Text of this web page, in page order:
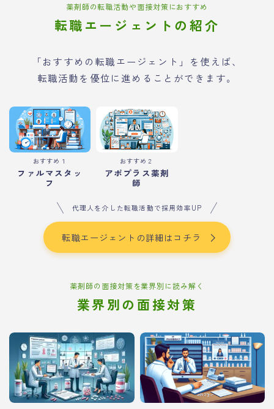
薬剤師の転職活動や面接対策におすすめ
転職エージェントの紹介
「おすすめの転職エージェント」を使えば、
転職活動を優位に進めることができます。
おすすめ１
ファルマスタッ
フ
おすすめ２
アポプラス薬剤
師
代理人を介した転職活動で採用効率UP
転職エージェントの詳細はコチラ
薬剤師の面接対策を業界別に読み解く
業界別の面接対策